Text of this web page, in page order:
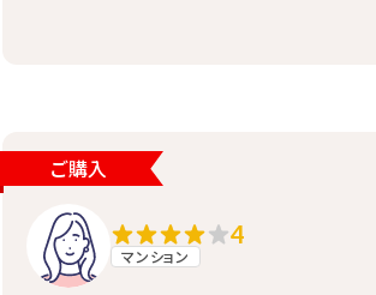
ご購入
4
マンション